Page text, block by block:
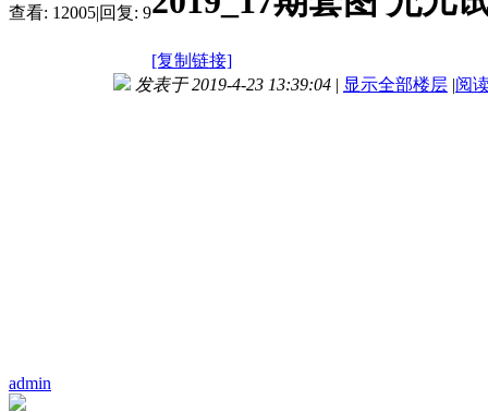
查看: 12005|回复: 9
[复制链接]
admin
发表于 2019-4-23 13:39:04 | 显示全部楼层 |阅